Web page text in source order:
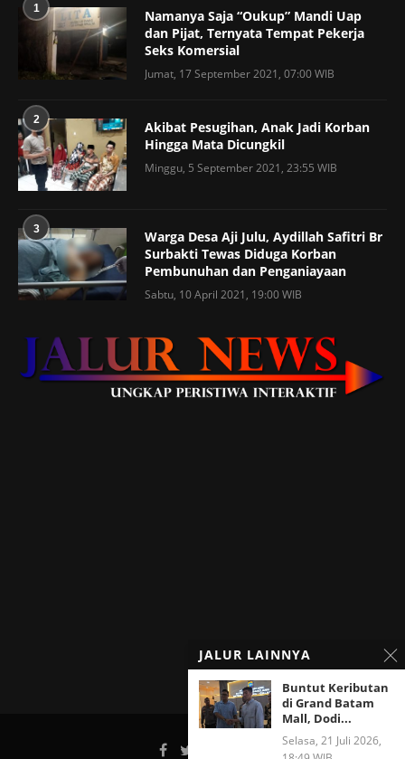
1
Namanya Saja “Oukup” Mandi Uap
dan Pijat, Ternyata Tempat Pekerja
Seks Komersial
Jumat, 17 September 2021, 07:00 WIB
2
Akibat Pesugihan, Anak Jadi Korban
Hingga Mata Dicungkil
Minggu, 5 September 2021, 23:55 WIB
3
Warga Desa Aji Julu, Aydillah Safitri Br
Surbakti Tewas Diduga Korban
Pembunuhan dan Penganiayaan
Sabtu, 10 April 2021, 19:00 WIB
JALUR LAINNYA
Buntut Keributan
di Grand Batam
Mall, Dodi...
Selasa, 21 Juli 2026,